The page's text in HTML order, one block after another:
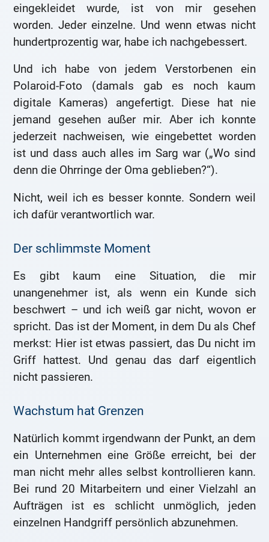
eingekleidet wurde, ist von mir gesehen
worden. Jeder einzelne. Und wenn etwas nicht
hundertprozentig war, habe ich nachgebessert.
Und ich habe von jedem Verstorbenen ein
Polaroid-Foto (damals gab es noch kaum
digitale Kameras) angefertigt. Diese hat nie
jemand gesehen außer mir. Aber ich konnte
jederzeit nachweisen, wie eingebettet worden
ist und dass auch alles im Sarg war („Wo sind
denn die Ohrringe der Oma geblieben?“).
Nicht, weil ich es besser konnte. Sondern weil
ich dafür verantwortlich war.
Der schlimmste Moment
Es gibt kaum eine Situation, die mir
unangenehmer ist, als wenn ein Kunde sich
beschwert – und ich weiß gar nicht, wovon er
spricht. Das ist der Moment, in dem Du als Chef
merkst: Hier ist etwas passiert, das Du nicht im
Griff hattest. Und genau das darf eigentlich
nicht passieren.
Wachstum hat Grenzen
Natürlich kommt irgendwann der Punkt, an dem
ein Unternehmen eine Größe erreicht, bei der
man nicht mehr alles selbst kontrollieren kann.
Bei rund 20 Mitarbeitern und einer Vielzahl an
Aufträgen ist es schlicht unmöglich, jeden
einzelnen Handgriff persönlich abzunehmen.